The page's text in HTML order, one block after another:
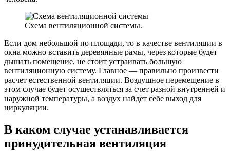
Схема вентиляционной системы.
Если дом небольшой по площади, то в качестве вентиляции в
окна можно вставить деревянные рамы, через которые будет
дышать помещение, не стоит устраивать большую
вентиляционную систему. Главное — правильно произвести
расчет естественной вентиляции. Воздушное перемещение в
этом случае будет осуществляться за счет разной внутренней и
наружной температуры, а воздух найдет себе выход для
циркуляции.
В каком случае устанавливается
принудительная вентиляция